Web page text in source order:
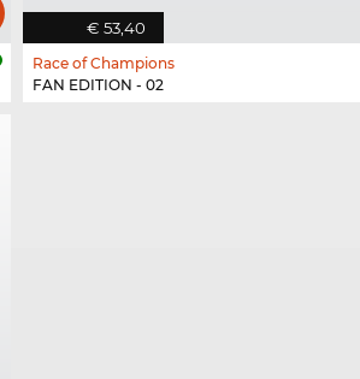
€ 53,40
Race of Champions
FAN EDITION - 02